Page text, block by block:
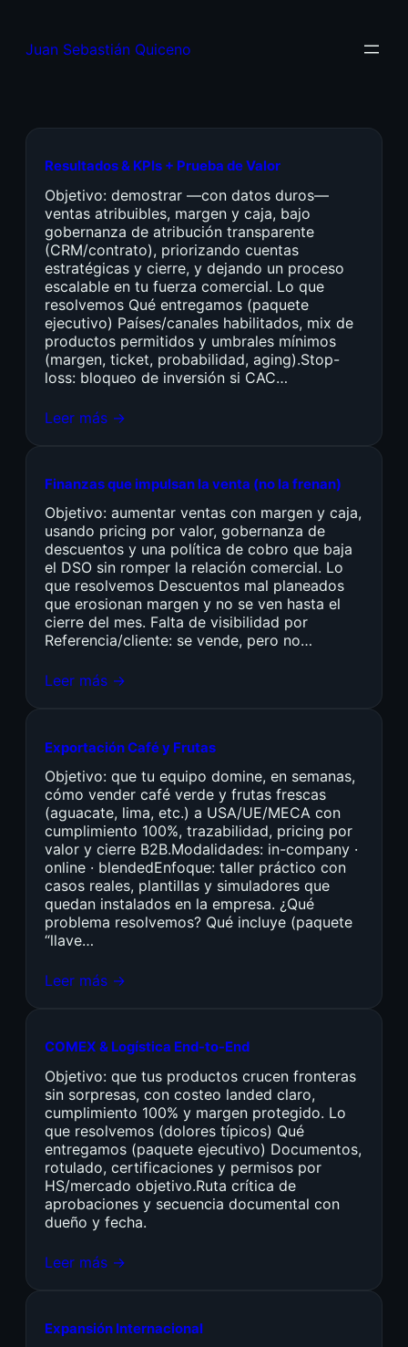
Juan Sebastián Quiceno
Resultados & KPIs + Prueba de Valor
Objetivo: demostrar —con datos duros—
ventas atribuibles, margen y caja, bajo
gobernanza de atribución transparente
(CRM/contrato), priorizando cuentas
estratégicas y cierre, y dejando un proceso
escalable en tu fuerza comercial. Lo que
resolvemos Qué entregamos (paquete
ejecutivo) Países/canales habilitados, mix de
productos permitidos y umbrales mínimos
(margen, ticket, probabilidad, aging).Stop-
loss: bloqueo de inversión si CAC…
Leer más →
Finanzas que impulsan la venta (no la frenan)
Objetivo: aumentar ventas con margen y caja,
usando pricing por valor, gobernanza de
descuentos y una política de cobro que baja
el DSO sin romper la relación comercial. Lo
que resolvemos Descuentos mal planeados
que erosionan margen y no se ven hasta el
cierre del mes. Falta de visibilidad por
Referencia/cliente: se vende, pero no…
Leer más →
Exportación Café y Frutas
Objetivo: que tu equipo domine, en semanas,
cómo vender café verde y frutas frescas
(aguacate, lima, etc.) a USA/UE/MECA con
cumplimiento 100%, trazabilidad, pricing por
valor y cierre B2B.Modalidades: in-company ·
online · blendedEnfoque: taller práctico con
casos reales, plantillas y simuladores que
quedan instalados en la empresa. ¿Qué
problema resolvemos? Qué incluye (paquete
“llave…
Leer más →
COMEX & Logística End-to-End
Objetivo: que tus productos crucen fronteras
sin sorpresas, con costeo landed claro,
cumplimiento 100% y margen protegido. Lo
que resolvemos (dolores típicos) Qué
entregamos (paquete ejecutivo) Documentos,
rotulado, certificaciones y permisos por
HS/mercado objetivo.Ruta crítica de
aprobaciones y secuencia documental con
dueño y fecha.
Leer más →
Expansión Internacional